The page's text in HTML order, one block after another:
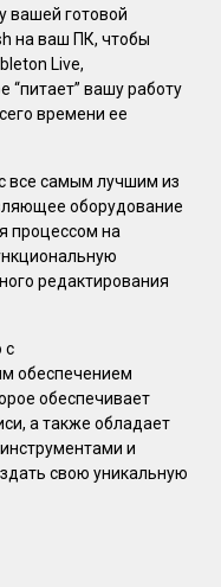
вашей готовой
на ваш ПК, чтобы
Live,
“питает” вашу работу
времени ее
все самым лучшим из
оборудование
процессом на
редактирования
с
обеспечением
обеспечивает
а также обладает
и
свою уникальную